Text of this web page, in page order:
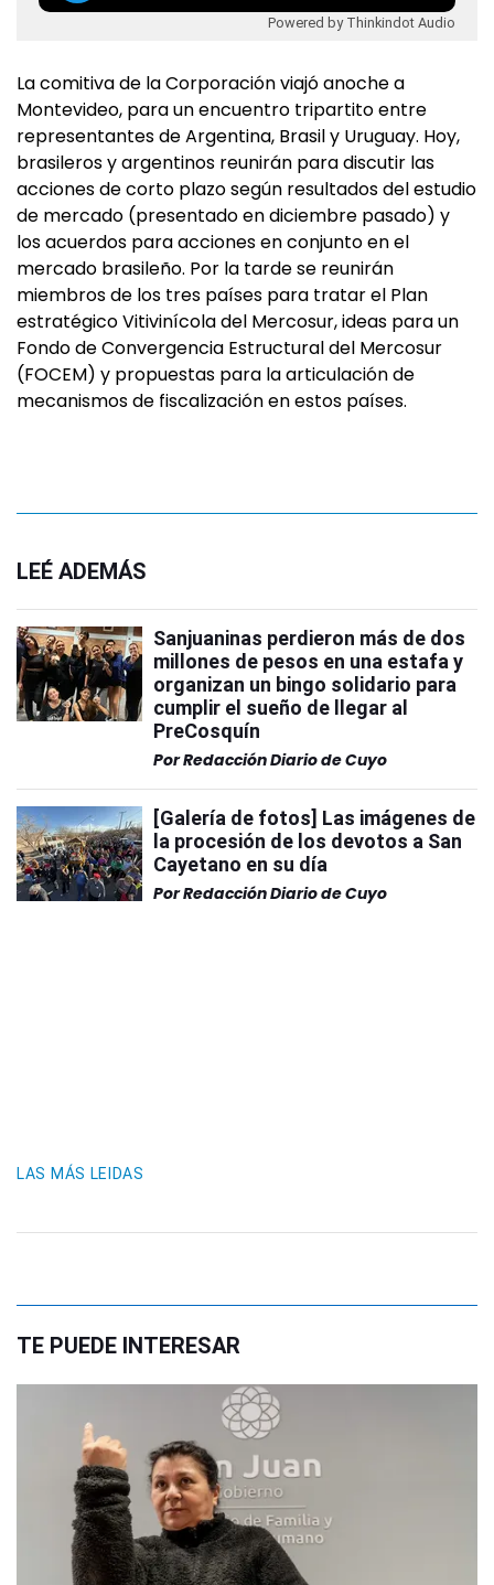
Powered by Thinkindot Audio
La comitiva de la Corporación viajó anoche a
Montevideo, para un encuentro tripartito entre
representantes de Argentina, Brasil y Uruguay. Hoy,
brasileros y argentinos reunirán para discutir las
acciones de corto plazo según resultados del estudio
de mercado (presentado en diciembre pasado) y
los acuerdos para acciones en conjunto en el
mercado brasileño. Por la tarde se reunirán
miembros de los tres países para tratar el Plan
estratégico Vitivinícola del Mercosur, ideas para un
Fondo de Convergencia Estructural del Mercosur
(FOCEM) y propuestas para la articulación de
mecanismos de fiscalización en estos países.
LEÉ ADEMÁS
Sanjuaninas perdieron más de dos
millones de pesos en una estafa y
organizan un bingo solidario para
cumplir el sueño de llegar al
PreCosquín
PorRedacción Diario de Cuyo
[Galería de fotos] Las imágenes de
la procesión de los devotos a San
Cayetano en su día
PorRedacción Diario de Cuyo
LAS MÁS LEIDAS
TE PUEDE INTERESAR